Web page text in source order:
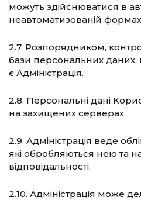
можуть здійснюватися в
неавтоматизованій
2.7. Розпорядником,
бази персональних
є Адміністрація.
2.8. Персональні дані
на захищених серверах.
2.9. Адміністрація веде
які обробляються нею та
відповідальності.
2.10. Адміністрація може